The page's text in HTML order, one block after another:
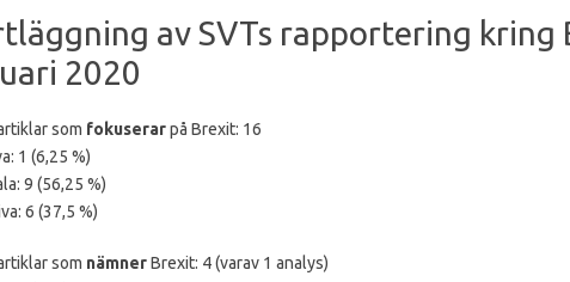
av SVTs rapportering kring
2020
som fokuserarpå Brexit: 16
1 (6,25 %)
9 (56,25 %)
6 (37,5 %)
som nämnerBrexit: 4 (varav 1 analys)